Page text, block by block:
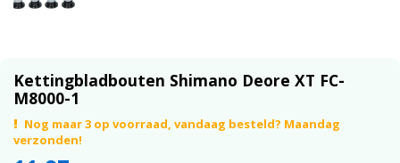
Kettingbladbouten Shimano Deore XT FC-
M8000-1
Nog maar 3 op voorraad, vandaag besteld? Maandag
verzonden!